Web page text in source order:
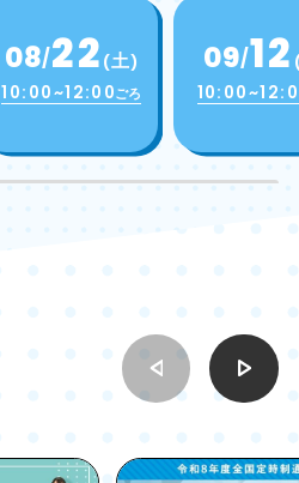
08 22 土
10:00~12:00ごろ
09 12